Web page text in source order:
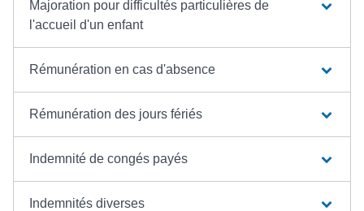
Majoration pour difficultés particulières de
l'accueil d'un enfant
Rémunération en cas d'absence
Rémunération des jours fériés
Indemnité de congés payés
Indemnités diverses